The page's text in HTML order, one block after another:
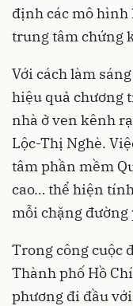
định các mô
trung tâm chứng
Với cách làm
hiệu quả chương
nhà ở ven kênh
Lộc-Thị Nghè.
tâm phần mềm
cao… thể hiện
mỗi chặng
Trong công cuộc
Thành phố Hồ
phương đi đầu